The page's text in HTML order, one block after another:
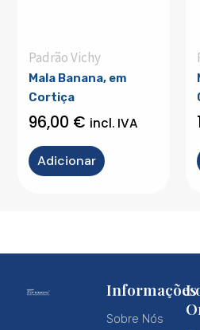
Padrão Vichy
Mala Banana, em
Cortiça
96,00 € incl. IVA
Adicionar
Informações
Sobre Nós